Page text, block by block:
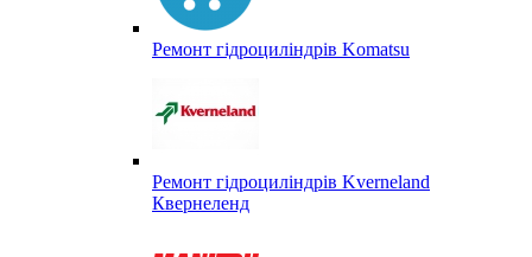
Ремонт гідроциліндрів Komatsu
Ремонт гідроциліндрів Kverneland
Квернеленд